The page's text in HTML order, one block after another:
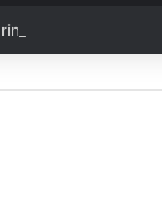
le premier